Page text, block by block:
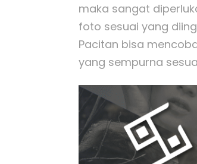
maka sangat
foto sesuai yang
Pacitan bisa
yang sempurna